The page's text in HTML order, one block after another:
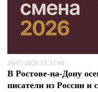
29/07/2026 13:52:00
В Ростове-на-Дону
писатели из России и